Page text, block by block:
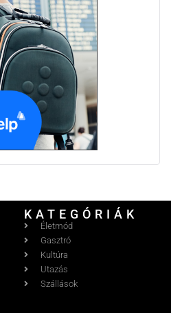
KATEGÓRIÁK
Életmód
Gasztró
Kultúra
Utazás
Szállások